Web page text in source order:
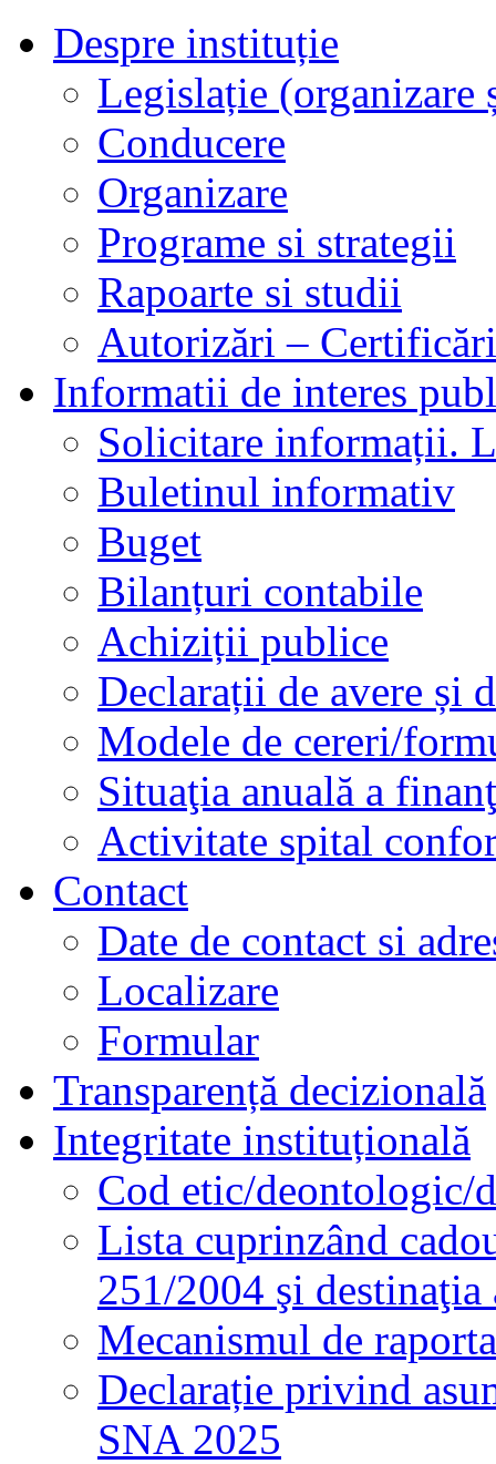
Despre instituție
Legislație
Conducere
Organizare
Programe si strategii
Rapoarte si studii
Autorizări –
Informatii de interes
Solicitare informații.
Buletinul informativ
Buget
Bilanțuri contabile
Achiziții publice
Declarații de avere și
Modele de cereri/
Situaţia anuală a
Activitate spital
Contact
Date de contact si
Localizare
Formular
Transparență decizională
Integritate instituțională
Cod etic/deontologic/
Lista cuprinzând
251/2004 şi destinaţia
Mecanismul de
Declarație privind
SNA 2025